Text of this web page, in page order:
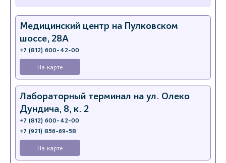
Медицинский центр на Пулковском
шоссе, 28А
+7 (812) 600-42-00
На карте
Лабораторный терминал на ул. Олеко
Дундича, 8, к. 2
+7 (812) 600-42-00
+7 (921) 856-69-58
На карте